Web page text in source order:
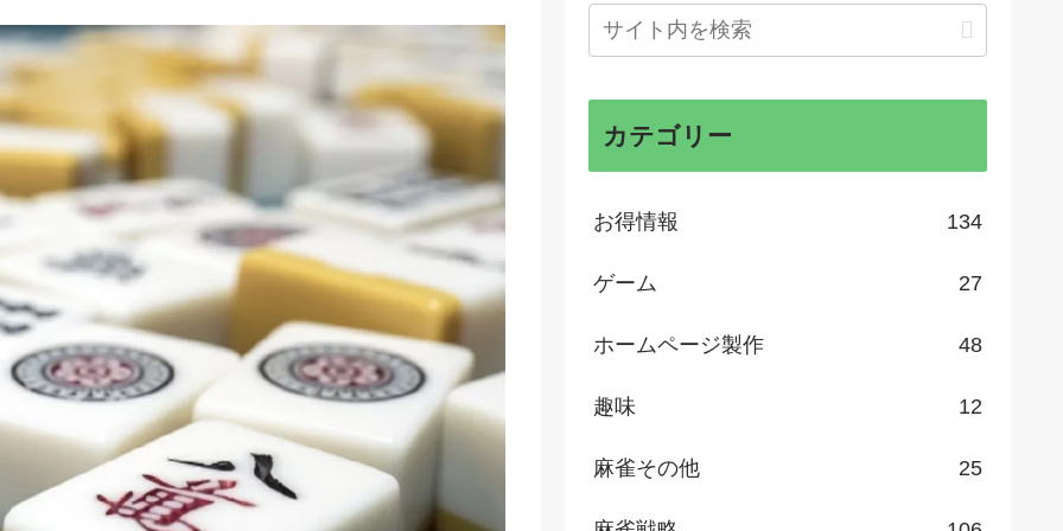
カテゴリー
お得情報 134
ゲーム 27
ホームページ製作 48
趣味 12
麻雀その他 25